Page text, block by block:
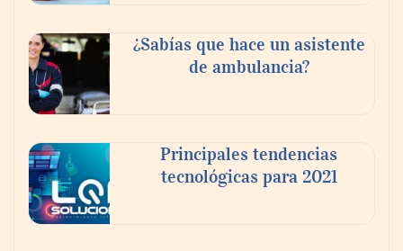
Reforestando con el Corazón regresa a
Sierra de Guadalupe
La cartera vencida hipotecaria aumenta al
doble de velocidad que la cartera sana en
¿Sabías que hace un asistente
de ambulancia?
Principales tendencias
tecnológicas para 2021